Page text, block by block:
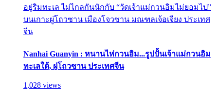
อยู่ริมทะเล ไม่ไกลกันนักกับ “วัดเจ้าแม่กวนอิมไม่ยอมไป”
บนเกาะผู่โถวซาน เมืองโจวซาน มณฑลเจ้อเจียง ประเทศ
จีน
Nanhai Guanyin : หนานไห่กวนอิม...รูปปั้นเจ้าแม่กวนอิม
ทะเลใต้, ผู่โถวซาน ประเทศจีน
1,028 views